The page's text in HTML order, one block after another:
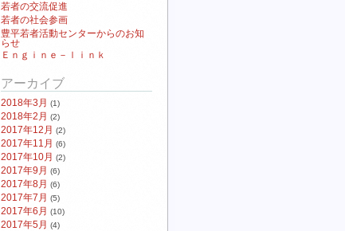
若者の交流促進
若者の社会参画
豊平若者活動センターからのお知
らせ
Ｅｎｇｉｎｅ－ｌｉｎｋ
アーカイブ
2018年3月 (1)
2018年2月 (2)
2017年12月 (2)
2017年11月 (6)
2017年10月 (2)
2017年9月 (6)
2017年8月 (6)
2017年7月 (5)
2017年6月 (10)
2017年5月 (4)